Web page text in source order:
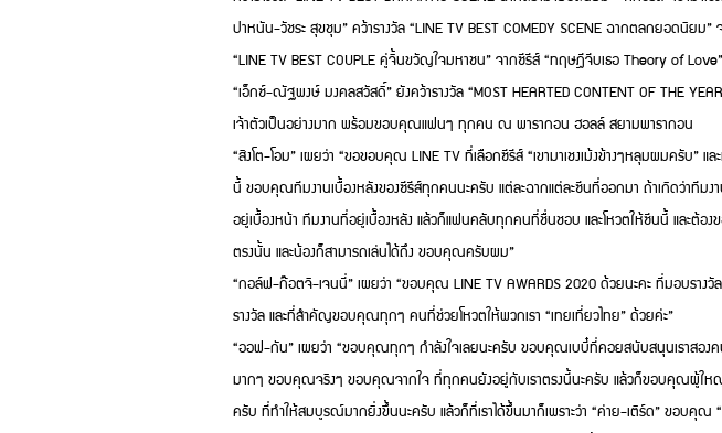
ปาหนัน-วัชระ สุขชุม” คว้ารางวัล “LINE TV BEST COMEDY SCENE ฉากตลกยอดนิ
“LINE TV BEST COUPLE คู่จิ้นขวัญใจมหาชน” จากซีรีส์ “ทฤษฎีจีบเธอ Theory of
“เอ็กซ์-ณัฐพงษ์ มงคลสวัสดิ์” ยังคว้ารางวัล “MOST HEARTED CONTENT OF THE
เจ้าตัวเป็นอย่างมาก พร้อมขอบคุณแฟนๆ ทุกคน ณ พารากอน ฮอลล์ สยามพารากอน
“สิงโต-โอม” เผยว่า “ขอขอบคุณ LINE TV ที่เลือกซีรีส์ “เขามาเชงเม้งข้างๆหลุมผมครับ”
นี้ ขอบคุณทีมงานเบื้องหลังของซีรีส์ทุกคนนะครับ แต่ละฉากแต่ละซีนที่ออกมา ถ้าเกิดว่าทีม
อยู่เบื้องหน้า ทีมงานที่อยู่เบื้องหลัง แล้วก็แฟนคลับทุกคนที่ชื่นชอบ และโหวตให้ซีนนี้ และต้
ตรงนั้น และน้องก็สามารถเล่นได้ถึง ขอบคุณครับผม”
“กอล์ฟ-ก๊อตจิ-เจนนี่” เผยว่า “ขอบคุณ LINE TV AWARDS 2020 ด้วยนะคะ ที่มอบรางวั
รางวัล และที่สำคัญขอบคุณทุกๆ คนที่ช่วยโหวตให้พวกเรา “เทยเที่ยวไทย” ด้วยค่ะ”
“ออฟ-กัน” เผยว่า “ขอบคุณทุกๆ กำลังใจเลยนะครับ ขอบคุณเบบี๋ที่คอยสนับสนุนเราสองค
มากๆ ขอบคุณจริงๆ ขอบคุณจากใจ ที่ทุกคนยังอยู่กับเราตรงนี้นะครับ แล้วก็ขอบคุณผู้ให
ครับ ที่ทำให้สมบูรณ์มากยิ่งขึ้นนะครับ แล้วก็ที่เราได้ขึ้นมาก็เพราะว่า “ค่าย-เติร์ด” ขอบคุ